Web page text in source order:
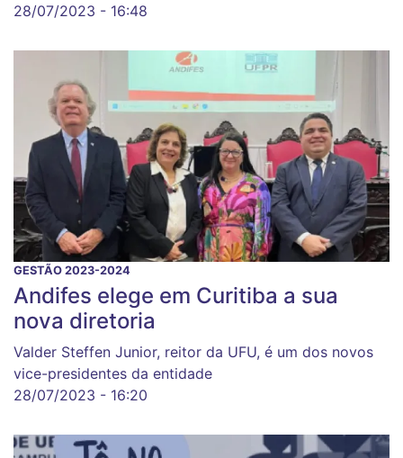
28/07/2023 - 16:48
GESTÃO 2023-2024
Andifes elege em Curitiba a sua
nova diretoria
Valder Steffen Junior, reitor da UFU, é um dos novos
vice-presidentes da entidade
28/07/2023 - 16:20